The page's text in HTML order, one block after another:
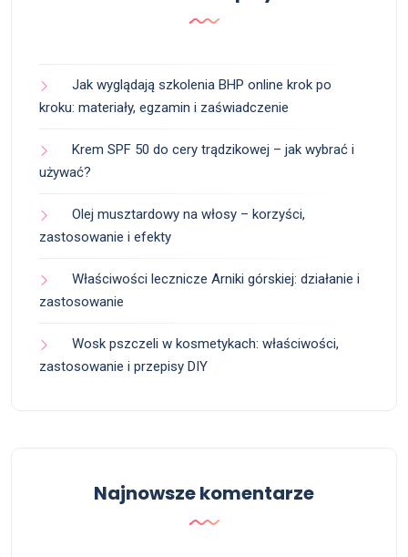
Jak wyglądają szkolenia BHP online krok po
kroku: materiały, egzamin i zaświadczenie
Krem SPF 50 do cery trądzikowej – jak wybrać i
używać?
Olej musztardowy na włosy – korzyści,
zastosowanie i efekty
Właściwości lecznicze Arniki górskiej: działanie i
zastosowanie
Wosk pszczeli w kosmetykach: właściwości,
zastosowanie i przepisy DIY
Najnowsze komentarze